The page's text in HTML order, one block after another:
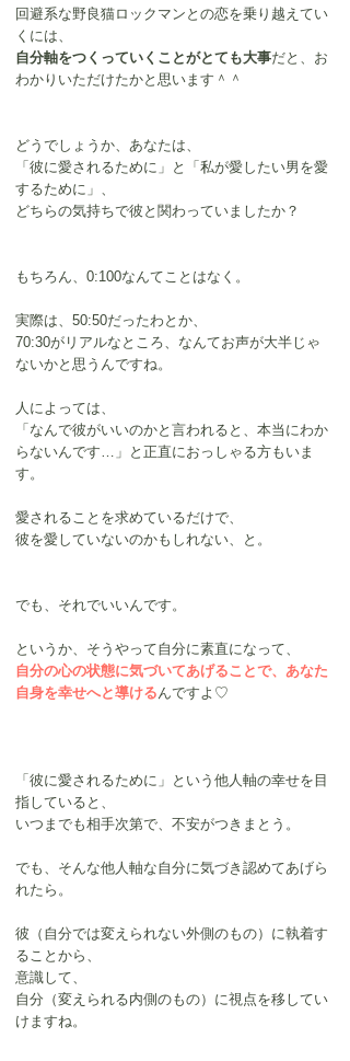
回避系な野良猫ロックマンとの恋を乗り越えてい
くには、
自分軸をつくっていくことがとても大事だと、お
わかりいただけたかと思います＾＾
どうでしょうか、あなたは、
「彼に愛されるために」と「私が愛したい男を愛
するために」、
どちらの気持ちで彼と関わっていましたか？
もちろん、0:100なんてことはなく。
実際は、50:50だったわとか、
70:30がリアルなところ、なんてお声が大半じゃ
ないかと思うんですね。
人によっては、
「なんで彼がいいのかと言われると、本当にわか
らないんです…」と正直におっしゃる方もいま
す。
愛されることを求めているだけで、
彼を愛していないのかもしれない、と。
でも、それでいいんです。
というか、そうやって自分に素直になって、
自分の心の状態に気づいてあげることで、あなた
自身を幸せへと導けるんですよ♡
「彼に愛されるために」という他人軸の幸せを目
指していると、
いつまでも相手次第で、不安がつきまとう。
でも、そんな他人軸な自分に気づき認めてあげら
れたら。
彼（自分では変えられない外側のもの）に執着す
ることから、
意識して、
自分（変えられる内側のもの）に視点を移してい
けますね。